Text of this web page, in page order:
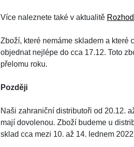
Více naleznete také v aktualitě
Zboží, které nemáme skladem a které
objednat nejlépe do cca 17.12. Toto
přelomu roku.
Později
Naši zahraniční distributoři od 20.12.
mají dovolenou. Zboží budeme u
sklad cca mezi 10. až 14. lednem